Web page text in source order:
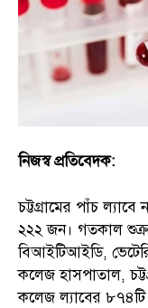
নিজস্ব প্রতিবেদক:
চট্টগ্রামের পাঁচ
২২২ জন। গতকাল
বিআইটিআইডি,
কলেজ হাসপাতাল,
কলেজ ল্যাবের